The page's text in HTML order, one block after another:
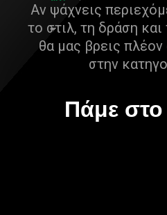
Αν ψάχνεις
το στιλ, τη δράση και
θα μας βρεις πλέον
στην
Πάμε στο